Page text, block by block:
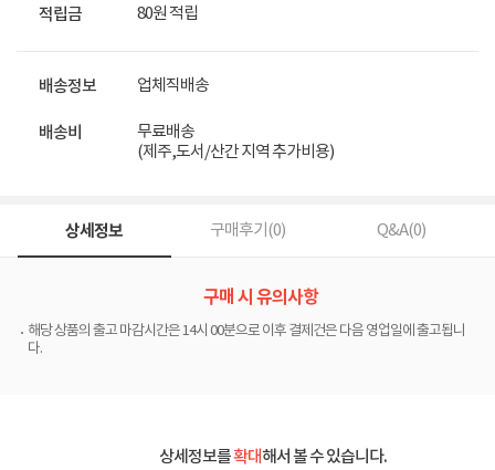
적립금 80원 적립
배송정보 업체직배송
배송비
무료배송
(제주,도서/산간 지역 추가비용)
상세정보 구매후기(0) Q&A(0)
구매 시 유의사항
해당 상품의 출고 마감시간은 14시 00분으로 이후 결제건은 다음 영업일에 출고됩니
다.
상세정보를확대해서 볼 수 있습니다.